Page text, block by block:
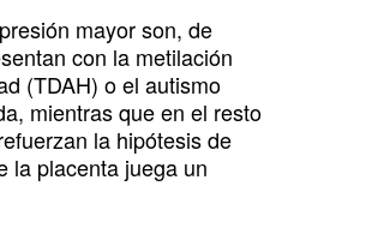
mayor son, de
con la metilación
(TDAH) o el autismo
mientras que en el resto
la hipótesis de
la placenta juega un